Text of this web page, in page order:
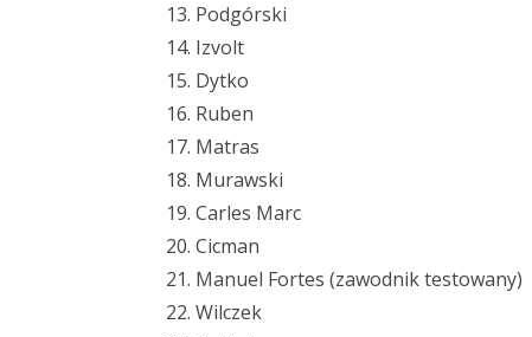
13. Podgórski
14. Izvolt
15. Dytko
16. Ruben
17. Matras
18. Murawski
19. Carles Marc
20. Cicman
21. Manuel Fortes (zawodnik testowany)
22. Wilczek